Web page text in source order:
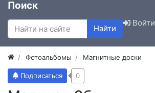
Поиск
Найти
Войти
Фотоальбомы Магнитные доски
Подписаться 0